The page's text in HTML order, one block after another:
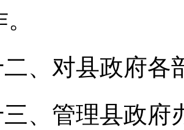
、对县政府各
、管理县政府